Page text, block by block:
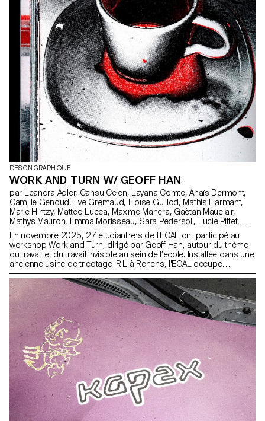
DESIGN GRAPHIQUE
WORK AND TURN W/ GEOFF HAN
par Leandra Adler, Cansu Celen, Layana Comte, Anaïs Dermont,
Camille Genoud, Eve Gremaud, Eloïse Guillod, Mathis Harmant,
Marie Hintzy, Matteo Lucca, Maxime Manera, Gaëtan Mauclair,
Mathys Mauron, Emma Morisseau, Sara Pedersoli, Lucie Pittet,
Hélène Prongué, Leonardo Mariucci, Alice Refachinho, Justine
Renevey, Gaspard Schlatter, Laura Simons, Vu Toni Thien Duc,
Maïa Yassin, Jonas Zesiger
En novembre 2025, 27 étudiant·e·s de l'ECAL ont participé au
workshop Work and Turn, dirigé par Geoff Han, autour du thème
du travail et du travail invisible au sein de l’école. Installée dans une
ancienne usine de tricotage IRIL à Renens, l'ECAL occupe
aujourd’hui un vaste bâtiment dont le fonctionnement quotidien
repose sur de nombreuses formes de travail souvent peu visibles.
Pendant cinq jours, les étudiant·e·s ont été réparti·e·s en équipes
afin de produire une publication collective de 96 pages au format
poche. Chaque duo a réalisé un essai visuel photographique de 8
pages explorant une dimension du travail à l'ECAL, non pas à
travers des portraits traditionnels, mais en cherchant des
manières plus poétiques et indirectes de révéler les traces du
travail, des gestes et des infrastructures. L’ensemble de la
publication a été imprimé manuellement sur presse offset par les
étudiant·e·s eux-mêmes, en noir ou en rouge et noir. Le
processus d’impression faisait partie intégrante du workshop : les
participant·e·s ont préparé les plaques, réglé la machine et
imprimé les pages. Cette dimension matérielle et collective de la
production constituait ainsi une part essentielle du projet, en écho
au thème du travail exploré dans le livre.